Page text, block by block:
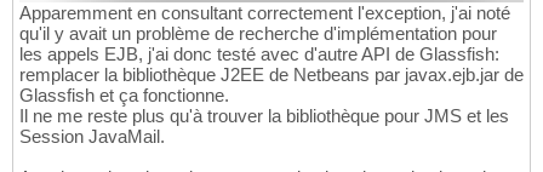
Apparemment en consultant correctement l'exception, j'ai noté
qu'il y avait un problème de recherche d'implémentation pour
les appels EJB, j'ai donc testé avec d'autre API de Glassfish:
remplacer la bibliothèque J2EE de Netbeans par javax.ejb.jar de
Glassfish et ça fonctionne.
Il ne me reste plus qu'à trouver la bibliothèque pour JMS et les
Session JavaMail.